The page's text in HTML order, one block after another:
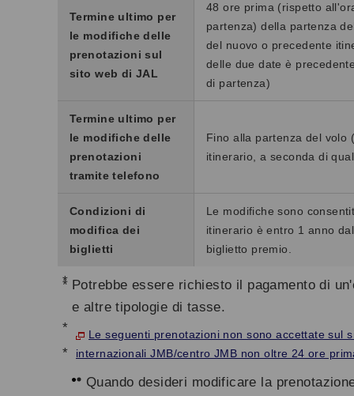
Termine ultimo per
le modifiche delle
prenotazioni sul
sito web di JAL
48 ore prima (rispetto
partenza) della partenza
del nuovo o precedente
delle due date è
di partenza)
Termine ultimo per
le modifiche delle
prenotazioni
tramite telefono
Fino alla partenza del volo
itinerario, a seconda di
Condizioni di
modifica dei
biglietti
Le modifiche sono
itinerario è entro 1 anno
biglietto premio.
* Potrebbe essere richiesto il pagamento di
e altre tipologie di tasse.
*
Le seguenti prenotazioni non sono accettate sul
internazionali JMB/centro JMB non oltre 24 ore
Quando desideri modificare la